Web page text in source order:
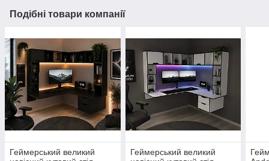
Подібні товари компанії
Геймерський великий
Геймерський великий